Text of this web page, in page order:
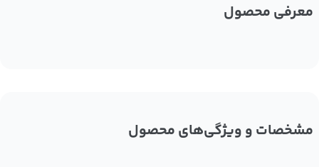
معرفی محصول
مشخصات و ویژگی‌های محصول